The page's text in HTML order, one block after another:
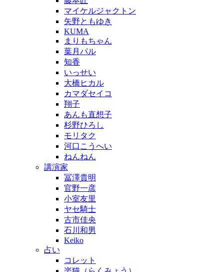
マイケルジャクトン
矢野ともゆき
KUMA
まりもちゃん
葉月パル
知香
いっせい
大橋ヒカル
カマダセイコ
翔子
あんも直想子
杉野ひろし
モリタク
河口こうへい
ねんねん
講演家
冨澤貴明
官野一彦
小室友里
ヤセ騎士
古市佳央
石川和男
Keiko
占い
コレット